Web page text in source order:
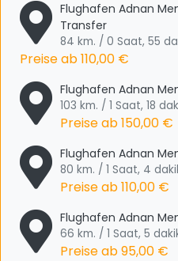
Flughafen Adnan
Transfer
84 km. / 0 Saat, 55
Preise ab110,00 €
Flughafen Adnan
103 km. / 1 Saat, 18
Preise ab150,00 €
Flughafen Adnan
80 km. / 1 Saat, 4
Preise ab110,00 €
Flughafen Adnan
66 km. / 1 Saat, 5
Preise ab95,00 €